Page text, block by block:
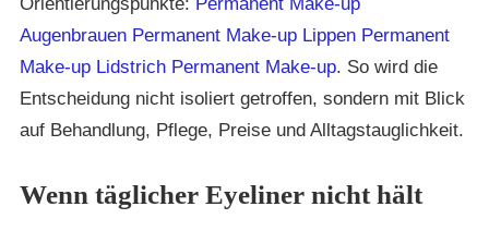
Augenbrauen Permanent Make-up Lippen Permanent
Make-up Lidstrich Permanent Make-up. So wird die
Entscheidung nicht isoliert getroffen, sondern mit Blick
auf Behandlung, Pflege, Preise und Alltagstauglichkeit.
Wenn täglicher Eyeliner nicht hält